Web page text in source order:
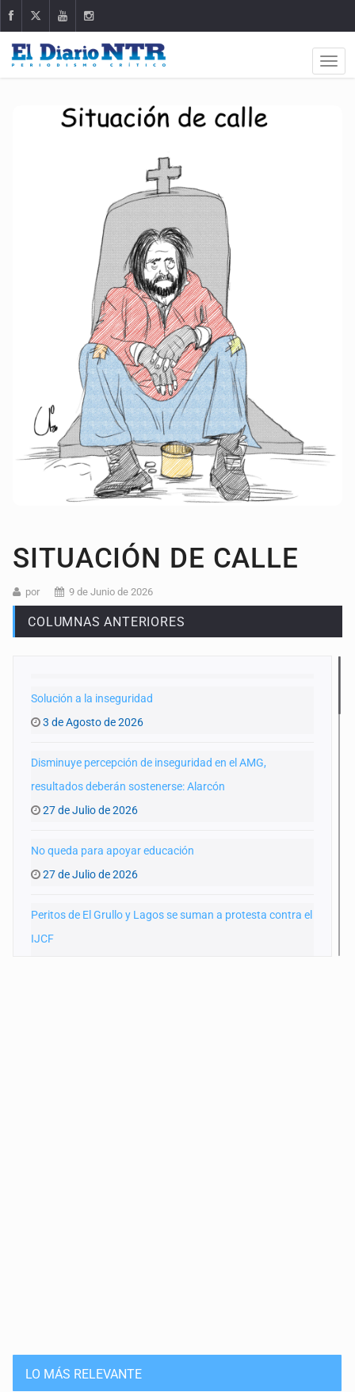
SITUACIÓN DE CALLE
por 9 de Junio de 2026
COLUMNAS ANTERIORES
Solución a la inseguridad
3 de Agosto de 2026
Disminuye percepción de inseguridad en el AMG,
resultados deberán sostenerse: Alarcón
27 de Julio de 2026
No queda para apoyar educación
27 de Julio de 2026
Peritos de El Grullo y Lagos se suman a protesta contra el
IJCF
13 de Julio de 2026
LO MÁS RELEVANTE